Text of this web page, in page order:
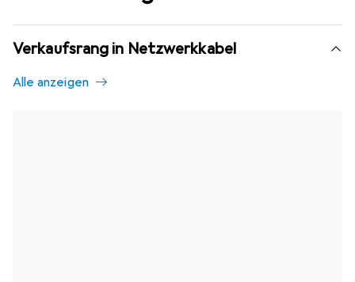
Verkaufsrang in Netzwerkkabel
Alle anzeigen